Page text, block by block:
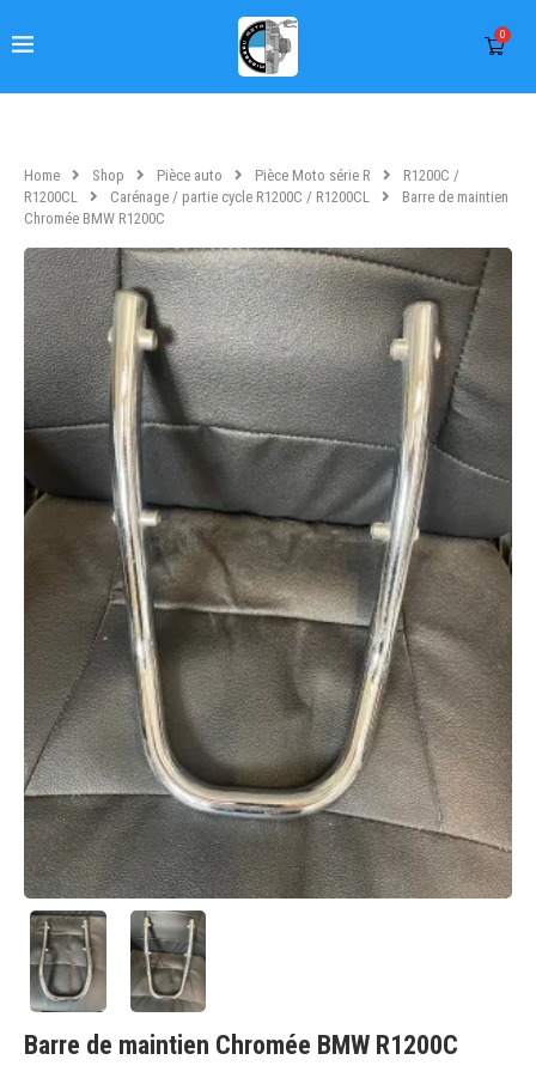
0
Home Shop Pièce auto Pièce Moto série R
R1200C /
R1200CL
Carénage / partie cycle R1200C / R1200CL
Barre de maintien
Chromée BMW R1200C
Barre de maintien Chromée BMW R1200C